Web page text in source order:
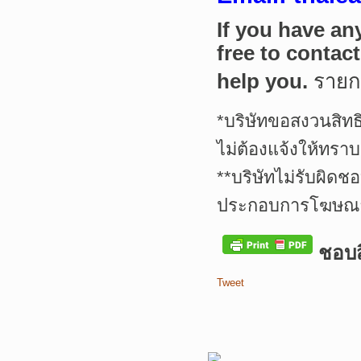
If you have
free to
help you. ราย
*บริษัทขอสงวนสิท
ไม่ต้องแจ้งให้ทรา
**บริษัทไม่รับผิดช
ประกอบการโฆษ
ชอบ
Tweet